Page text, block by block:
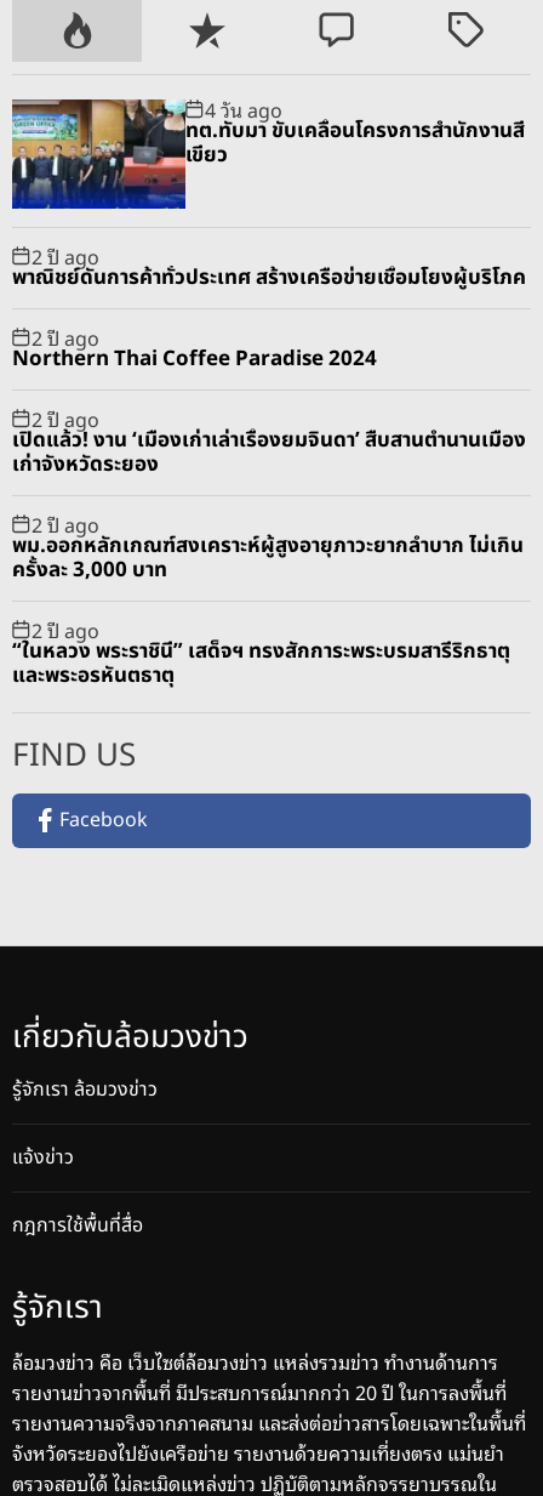
P
o
p
u
l
a
r
R
e
c
e
n
C
o
m
m
e
T
g
g
e
4 วัน ago
ทต.ทับมา ขับเคลื่อนโครงการสำนักงานสี
เขียว
2 ปี ago
พาณิชย์ดันการค้าทั่วประเทศ สร้างเครือข่ายเชื่อมโยงผู้บริโภค
2 ปี ago
Northern Thai Coffee Paradise 2024
2 ปี ago
เปิดแล้ว! งาน ‘เมืองเก่าเล่าเรื่องยมจินดา’ สืบสานตำนานเมือง
เก่าจังหวัดระยอง
2 ปี ago
พม.ออกหลักเกณฑ์สงเคราะห์ผู้สูงอายุภาวะยากลำบาก ไม่เกิน
ครั้งละ 3,000 บาท
2 ปี ago
“ในหลวง พระราชินี” เสด็จฯ ทรงสักการะพระบรมสารีริกธาตุ
และพระอรหันตธาตุ
FIND US
Facebook
เกี่ยวกับล้อมวงข่าว
รู้จักเรา ล้อมวงข่าว
แจ้งข่าว
กฎการใช้พื้นที่สื่อ
รู้จักเรา
ล้อมวงข่าว คือ เว็บไซต์ล้อมวงข่าว แหล่งรวมข่าว ทำงานด้านการ
รายงานข่าวจากพื้นที่ มีประสบการณ์มากกว่า 20 ปี ในการลงพื้นที่
รายงานความจริงจากภาคสนาม และส่งต่อข่าวสารโดยเฉพาะในพื้นที่
จังหวัดระยองไปยังเครือข่าย รายงานด้วยความเที่ยงตรง แม่นยำ
ตรวจสอบได้ ไม่ละเมิดแหล่งข่าว ปฏิบัติตามหลักจรรยาบรรณใน